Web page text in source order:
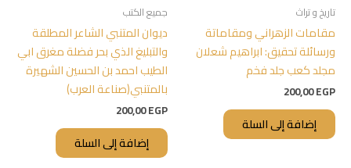
تاريخ و تراث
مقامات الزهراني ومقاماتة
ورسائلة تحقيق: ابراهيم شعلان
مجلد كعب جلد فخم
200,00EGP
إضافة إلى السلة
جميع الكتب
ديوان المتنبي الشاعر المطلقة
والتبليغ الذي بحر فضلة مغرق ابي
الطيب احمد بن الحسين الشهيرة
بالمتنبي(صناعة العرب)
200,00EGP
إضافة إلى السلة